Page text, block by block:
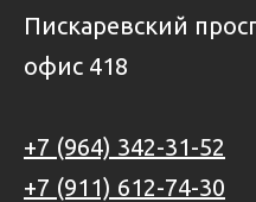
Пискаревский
офис 418
+7 (964) 342-31-52
+7 (911) 612-74-30